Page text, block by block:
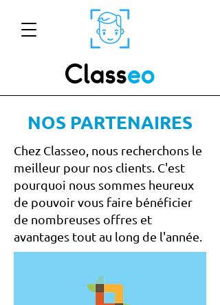
Classeo
NOS PARTENAIRES
Chez Classeo, nous recherchons le
meilleur pour nos clients. C'est
pourquoi nous sommes heureux
de pouvoir vous faire bénéficier
de nombreuses offres et
avantages tout au long de l'année.